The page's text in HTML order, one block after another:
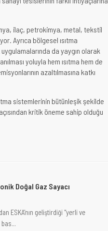
ilaç, petrokimya, metal, tekstil
Ayrıca bölgesel ısıtma
da yaygın olarak
yoluyla hem ısıtma hem de
azaltılmasına katkı
sistemlerinin bütünleşik şekilde
kritik öneme sahip olduğu
Doğal Gaz Sayacı
ESKA'nın geliştirdiği "yerli ve